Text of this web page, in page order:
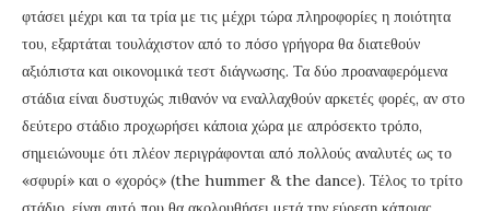
φτάσει μέχρι και τα τρία με τις μέχρι τώρα πληροφορίες η ποιότητα
του, εξαρτάται τουλάχιστον από το πόσο γρήγορα θα διατεθούν
αξιόπιστα και οικονομικά τεστ διάγνωσης. Τα δύο προαναφερόμενα
στάδια είναι δυστυχώς πιθανόν να εναλλαχθούν αρκετές φορές, αν στο
δεύτερο στάδιο προχωρήσει κάποια χώρα με απρόσεκτο τρόπο,
σημειώνουμε ότι πλέον περιγράφονται από πολλούς αναλυτές ως το
«σφυρί» και ο «χορός» (the hummer & the dance). Τέλος το τρίτο